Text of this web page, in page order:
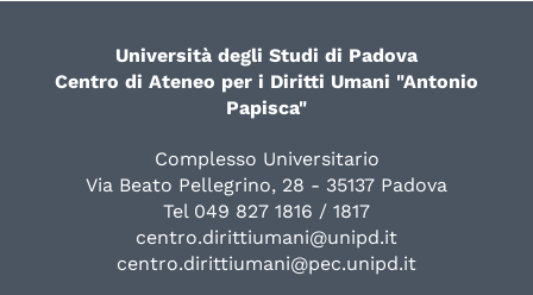
Università degli Studi di Padova
Centro di Ateneo per i Diritti Umani "Antonio
Papisca"
Complesso Universitario
Via Beato Pellegrino, 28 - 35137 Padova
Tel 049 827 1816 / 1817
centro.dirittiumani@unipd.it
centro.dirittiumani@pec.unipd.it